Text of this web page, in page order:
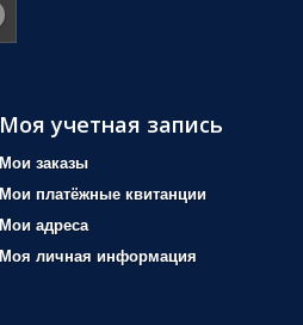
Моя учетная запись
Мои заказы
Мои платёжные квитанции
Мои адреса
Моя личная информация